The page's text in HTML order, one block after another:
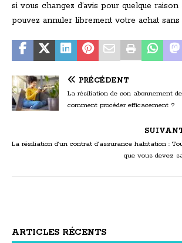
si vous changez d’avis pour quelque raison
pouvez annuler librement votre achat sans
PRÉCÉDENT
La résiliation de son abonnement
comment procéder efficacement ?
La résiliation d’un contrat d’assurance habitation :
que vous devez
ARTICLES RÉCENTS